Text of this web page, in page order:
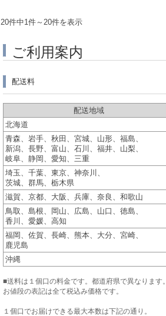
20件中1件～20件を表示
ご利用案内
配送料
配送地域
北海道
青森、岩手、秋田、宮城、山形、福島、
新潟、長野、富山、石川、福井、山梨、
岐阜、静岡、愛知、三重
埼玉、千葉、東京、神奈川、
茨城、群馬、栃木県
滋賀、京都、大阪、兵庫、奈良、和歌山
鳥取、島根、岡山、広島、山口、徳島、
香川、愛媛、高知
福岡、佐賀、長崎、熊本、大分、宮崎、
鹿児島
沖縄
■送料は１個口の料金です。都道府県で異なります。
お値段の表記は全て税込み価格です。
１個口でお届けできる最大本数は下記の通り。